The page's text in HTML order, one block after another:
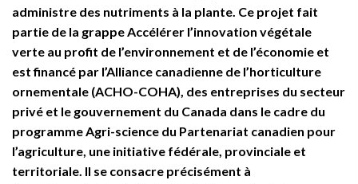
administre des nutriments à la plante. Ce projet fait
partie de la grappe Accélérer l’innovation végétale
verte au profit de l’environnement et de l’économie et
est financé par l’Alliance canadienne de l’horticulture
ornementale (ACHO-COHA), des entreprises du secteur
privé et le gouvernement du Canada dans le cadre du
programme Agri-science du Partenariat canadien pour
l’agriculture, une initiative fédérale, provinciale et
territoriale. Il se consacre précisément à